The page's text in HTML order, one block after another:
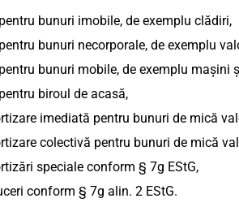
bunuri imobile, de exemplu clădiri,
bunuri necorporale, de exemplu
bunuri mobile, de exemplu mașini
biroul de acasă,
imediată pentru bunuri de mică
colectivă pentru bunuri de mică
speciale conform § 7g EStG,
conform § 7g alin. 2 EStG.